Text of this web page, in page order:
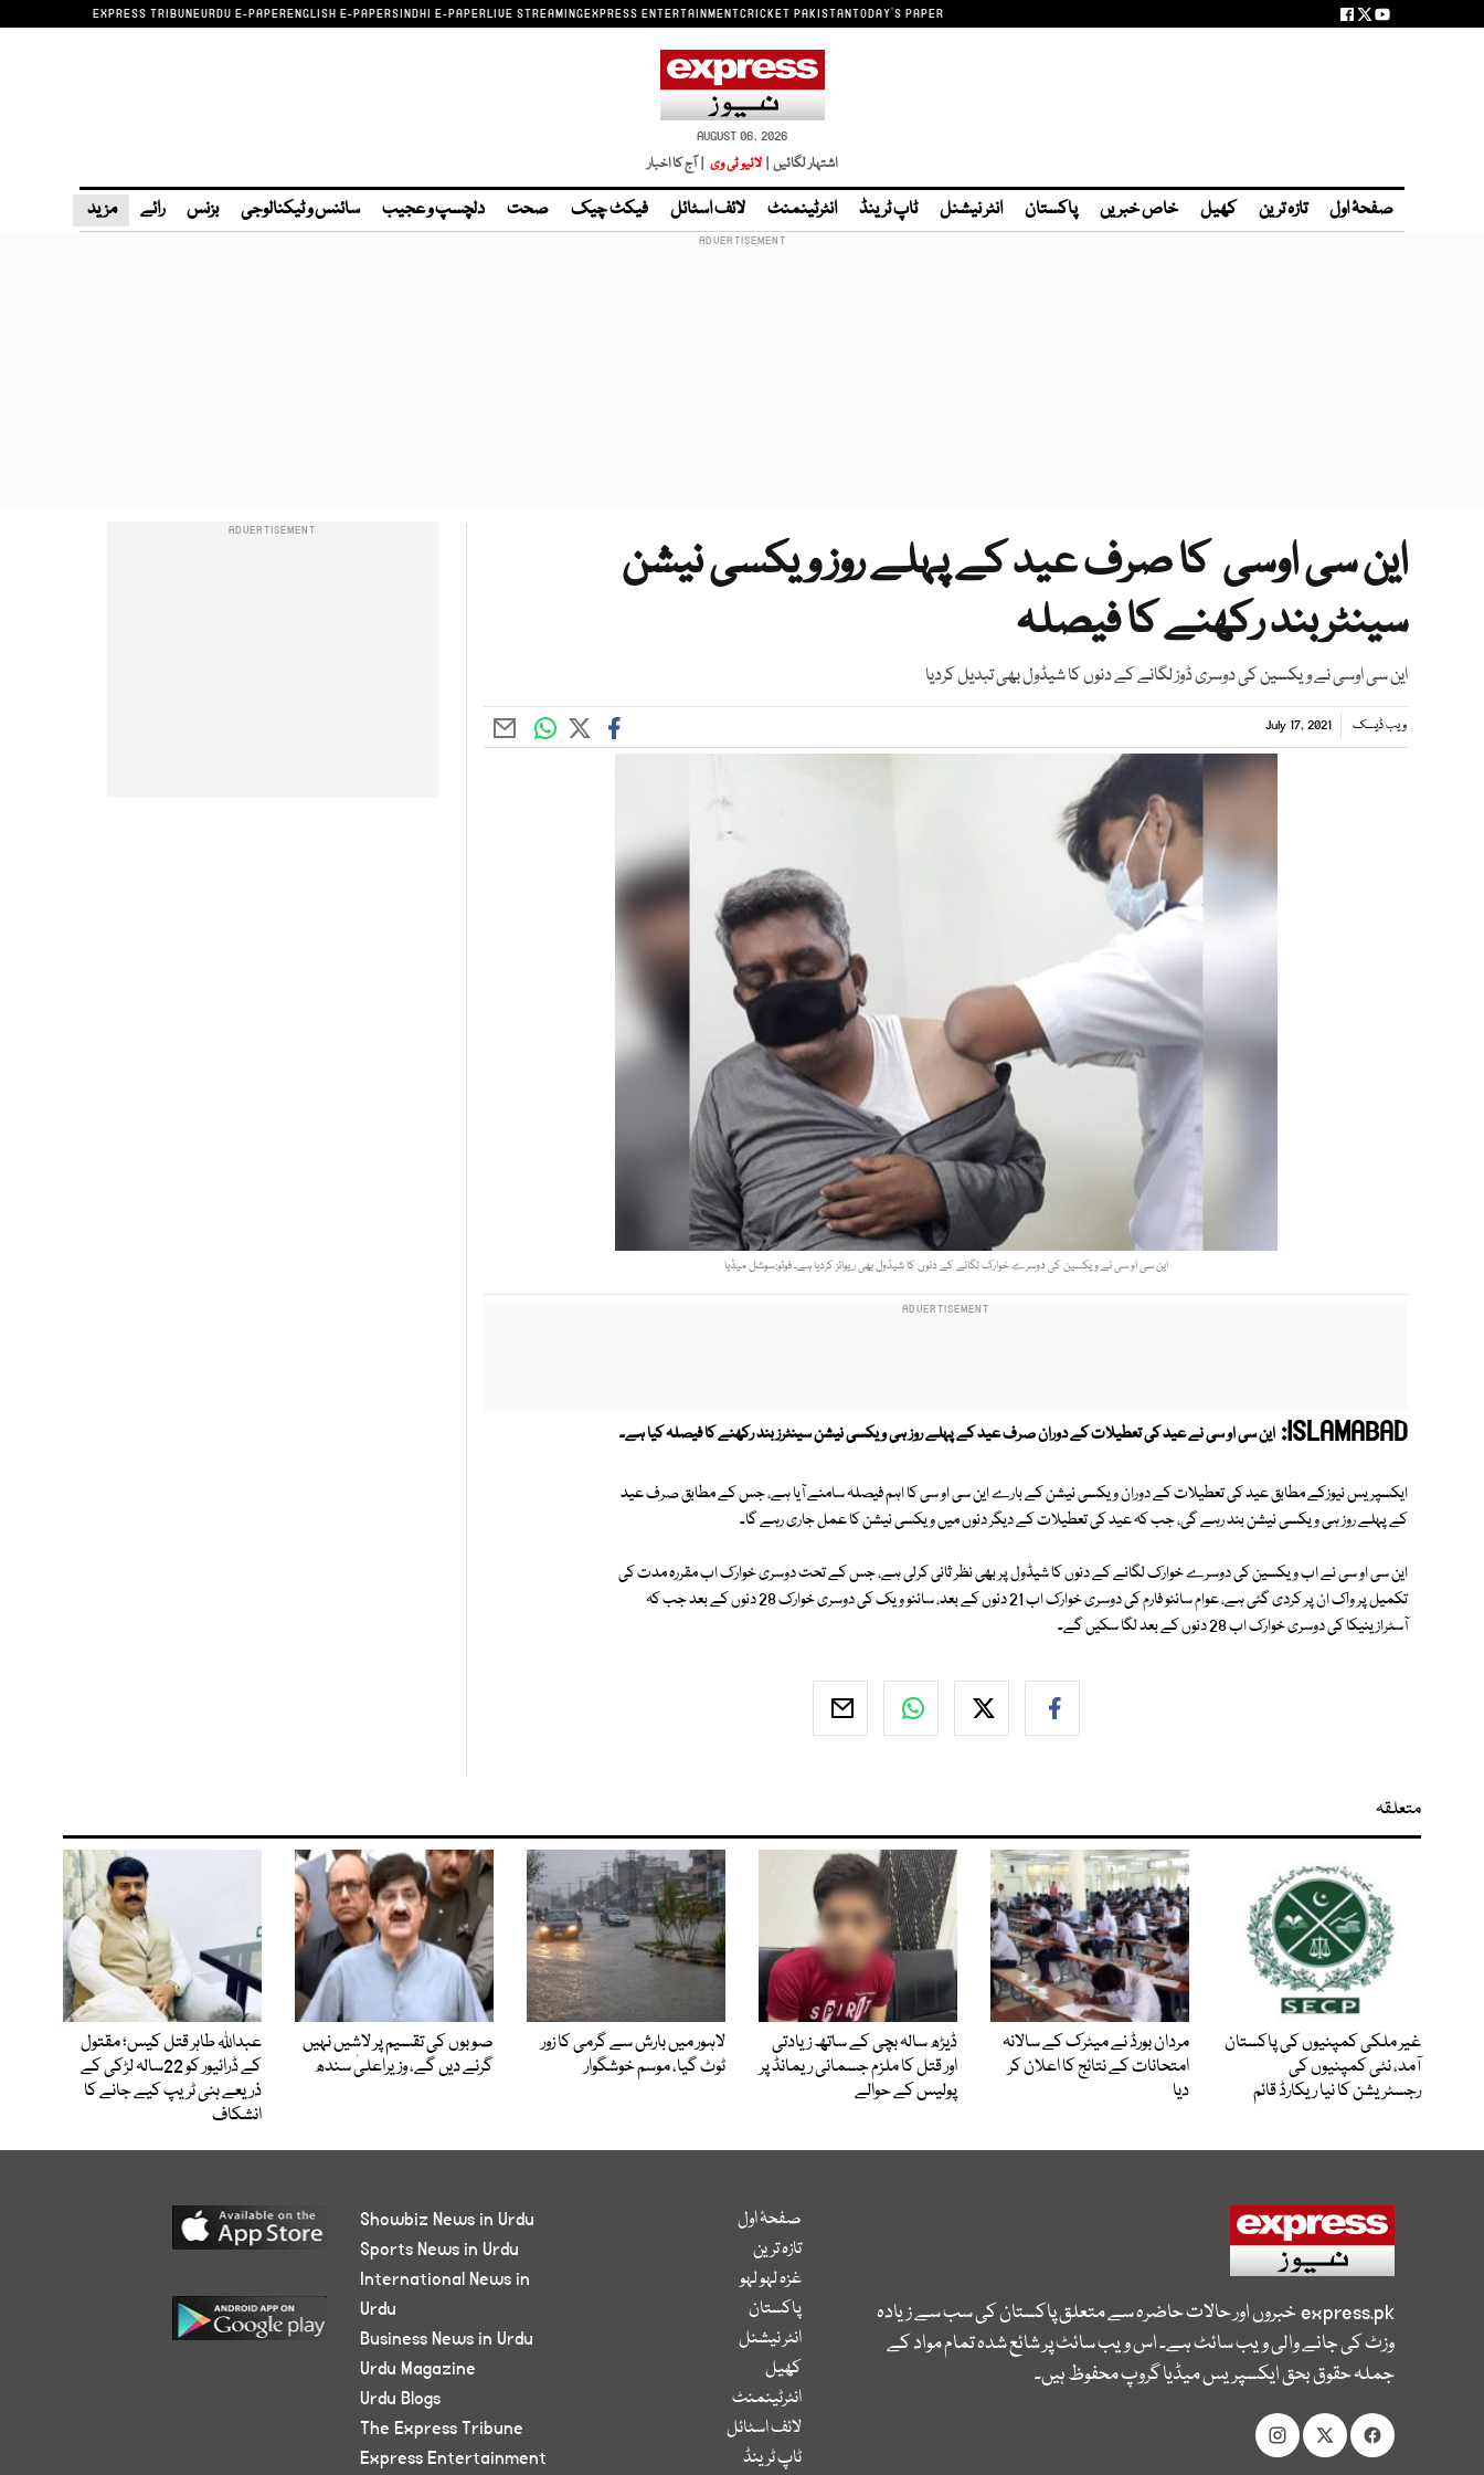
EXPRESS TRIBUNEURDU E-PAPERENGLISH E-PAPERSINDHI E-PAPERLIVE STREAMINGEXPRESS ENTERTAINMENTCRICKET PAKISTANTODAY'S PAPER
AUGUST 06, 2026
اشتہار لگائیں | لائیو ٹی وی | آج کا اخبار
صفحۂ اول تازہ ترین کھیل خاص خبریں پاکستان انٹر نیشنل ٹاپ ٹرینڈ انٹرٹینمنٹ لائف اسٹائل فیکٹ چیک صحت دلچسپ و عجیب سائنس و ٹیکنالوجی بزنس رائے مزید
این سی اوسی کا صرف عید کے پہلے روز ویکسی نیشن
سینٹربند رکھنے کا فیصلہ
این سی اوسی نے ویکسین کی دوسری ڈوز لگانے کے دنوں کا شیڈول بھی تبدیل کردیا
ویب ڈیسک July 17, 2021
این سی او سی نے ویکسین کی دوسرے خوارک لگانے کے دنوں کا شیڈول بھی ریوائز کردیا ہے۔ فوٹو:سوشل میڈیا
ISLAMABAD: این سی او سی نے عید کی تعطیلات کے دوران صرف عید کے پہلے روز ہی ویکسی نیشن سینٹرز بند رکھنے کا فیصلہ کیا ہے۔
ایکسپریس نیوزکے مطابق عید کی تعطیلات کے دوران ویکسی نیشن کے بارے این سی او سی کا اہم فیصلہ سامنے آیا ہے، جس کے مطابق صرف عید
کے پہلے روز ہی ویکسی نیشن بند رہے گی، جب کہ عید کی تعطیلات کے دیگر دنوں میں ویکسی نیشن کا عمل جاری رہے گا۔
این سی او سی نے اب ویکسین کی دوسرے خوارک لگانے کے دنوں کا شیڈول پر بھی نظر ثانی کرلی ہے، جس کے تحت دوسری خوارک اب مقررہ مدت کی
تکمیل پر واک ان پر کردی گئی ہے، عوام سائنو فارم کی دوسری خوارک اب 21 دنوں کے بعد، سائنو ویک کی دوسری خوارک 28 دنوں کے بعد جب کہ
آسٹرازینیکا کی دوسری خوارک اب 28 دنوں کے بعد لگا سکیں گے۔
متعلقہ
غیر ملکی کمپنیوں کی پاکستان
آمد، نئی کمپنیوں کی
رجسٹریشن کا نیا ریکارڈ قائم
مردان بورڈ نے میٹرک کے سالانہ
امتحانات کے نتائج کا اعلان کر
دیا
ڈیڑھ سالہ بچی کے ساتھ زیادتی
اور قتل کا ملزم جسمانی ریمانڈ پر
پولیس کے حوالے
لاہور میں بارش سے گرمی کا زور
ٹوٹ گیا، موسم خوشگوار
صوبوں کی تقسیم پر لاشیں نہیں
گرنے دیں گے، وزیراعلیٰ سندھ
عبداللہ طاہر قتل کیس؛ مقتول
کے ڈرائیور کو 22سالہ لڑکی کے
ذریعے ہنی ٹریپ کیے جانے کا
انشکاف
express.pkخبروں اور حالات حاضرہ سے متعلق پاکستان کی سب سے زیادہ
وزٹ کی جانے والی ویب سائٹ ہے۔ اس ویب سائٹ پر شائع شدہ تمام مواد کے
جملہ حقوق بحق ایکسپریس میڈیا گروپ محفوظ ہیں۔
صفحۂ اول
تازہ ترین
غزہ لہو لہو
پاکستان
انٹر نیشنل
کھیل
انٹرٹینمنٹ
لائف اسٹائل
ٹاپ ٹرینڈ
Showbiz News in Urdu
Sports News in Urdu
International News in
Urdu
Business News in Urdu
Urdu Magazine
Urdu Blogs
The Express Tribune
Express Entertainment